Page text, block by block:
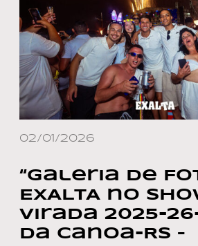
02/01/2026
“Galeria de
EXALTA no
Virada 2025-
da Canoa-RS –